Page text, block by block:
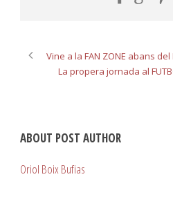
Vine a la FAN ZONE abans
La propera jornada al
ABOUT POST AUTHOR
Oriol Boix Bufias